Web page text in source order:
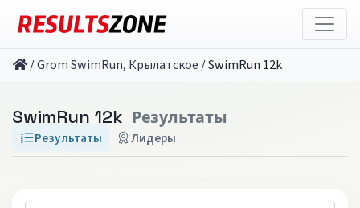
/Grom SwimRun, Крылатское /SwimRun 12k
SwimRun 12k Результаты
Результаты Лидеры